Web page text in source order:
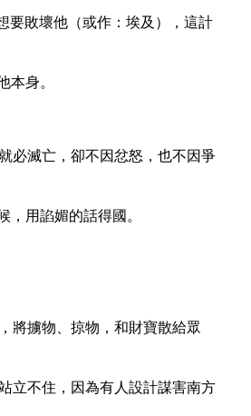
要敗壞他（或作：埃及），這計
身。
必滅亡，卻不因忿怒，也不因爭
用諂媚的話得國。
將擄物、掠物，和財寶散給眾
立不住，因為有人設計謀害南方